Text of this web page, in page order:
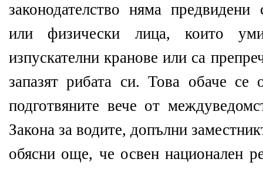
законодателство няма
или физически лица, които
изпускателни кранове или са
запазят рибата си. Това обаче
подготвяните вече от
Закона за водите, допълни
обясни още, че освен национален